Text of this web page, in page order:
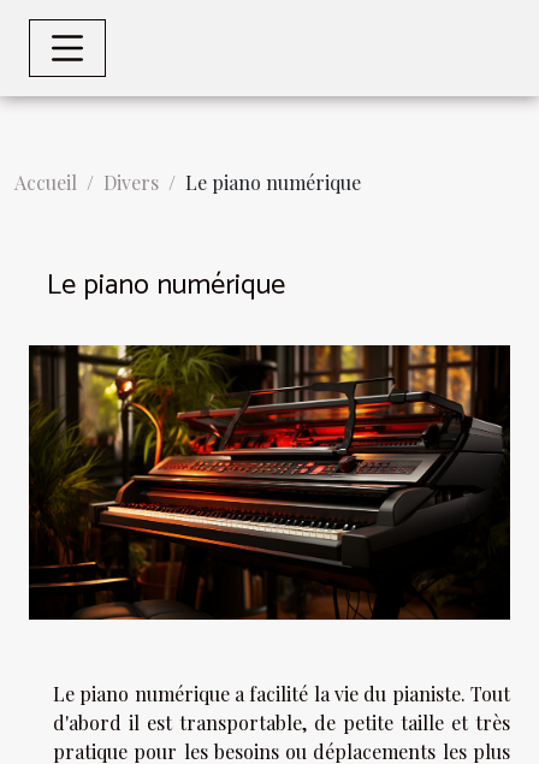
Accueil Divers Le piano numérique
Le piano numérique
Le piano numérique a facilité la vie du pianiste. Tout
d'abord il est transportable, de petite taille et très
pratique pour les besoins ou déplacements les plus